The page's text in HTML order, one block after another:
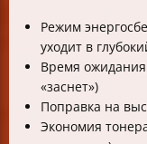
Режим
уходит в
Время
«заснет»)
Поправка на
Экономия